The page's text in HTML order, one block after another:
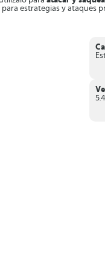
para estrategias y ataques
5.4